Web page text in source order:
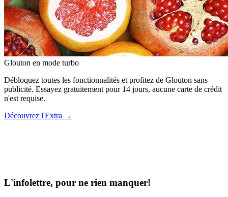
Glouton en mode turbo
Débloquez toutes les fonctionnalités et profitez de Glouton sans
publicité. Essayez gratuitement pour 14 jours, aucune carte de crédit
n'est requise.
Découvrez l'Extra →
L'infolettre, pour ne rien manquer!